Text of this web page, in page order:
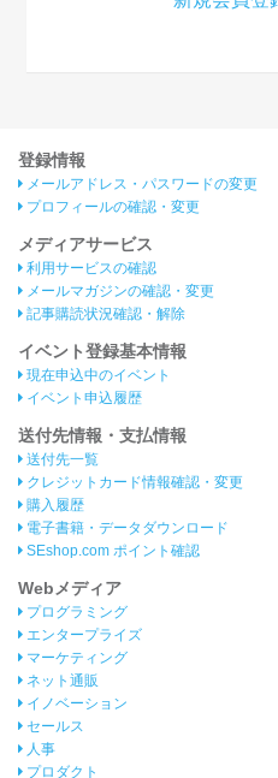
登録情報
メールアドレス・パスワードの変更
プロフィールの確認・変更
メディアサービス
利用サービスの確認
メールマガジンの確認・変更
記事購読状況確認・解除
イベント登録基本情報
現在申込中のイベント
イベント申込履歴
送付先情報・支払情報
送付先一覧
クレジットカード情報確認・変更
購入履歴
電子書籍・データダウンロード
SEshop.com ポイント確認
Webメディア
プログラミング
エンタープライズ
マーケティング
ネット通販
イノベーション
セールス
人事
プロダクト